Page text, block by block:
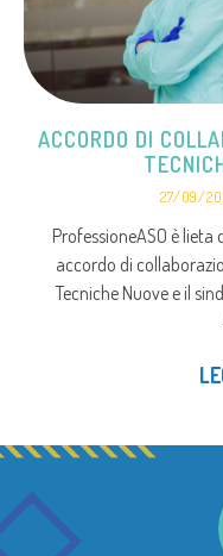
ACCORDO DI
27/09/
ProfessioneASO è
accordo di
Tecniche Nuove e il